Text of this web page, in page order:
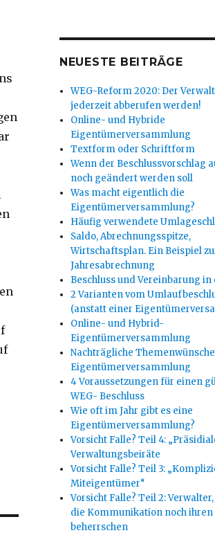
NEUESTE BEITRÄGE
WEG-Reform 2020: Der
jederzeit abberufen werden!
Online- und Hybride
Eigentümerversammlung
Textform oder Schriftform
Wenn der Beschlussvorschlag
noch geändert werden soll
Was macht eigentlich die
Eigentümerversammlung?
Häufig verwendete
Saldo, Abrechnungsspitze,
Wirtschaftsplan. Ein Beispiel
Jahresabrechnung
Beschluss und Vereinbarung in
2 Varianten vom
(anstatt einer
Online- und Hybrid-
Eigentümerversammlung
Nachträgliche
Eigentümerversammlung
4 Voraussetzungen für einen
WEG- Beschluss
Wie oft im Jahr gibt es eine
Eigentümerversammlung?
Vorsicht Falle? Teil 4:
Verwaltungsbeiräte
Vorsicht Falle? Teil 3:
Miteigentümer“
Vorsicht Falle? Teil 2:
die Kommunikation noch ihren
beherrschen